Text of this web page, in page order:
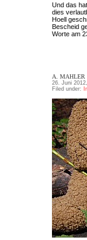
Und das
dies
Hoell
Bescheid
Worte am
A. MAHLER
26. Juni
Filed under: